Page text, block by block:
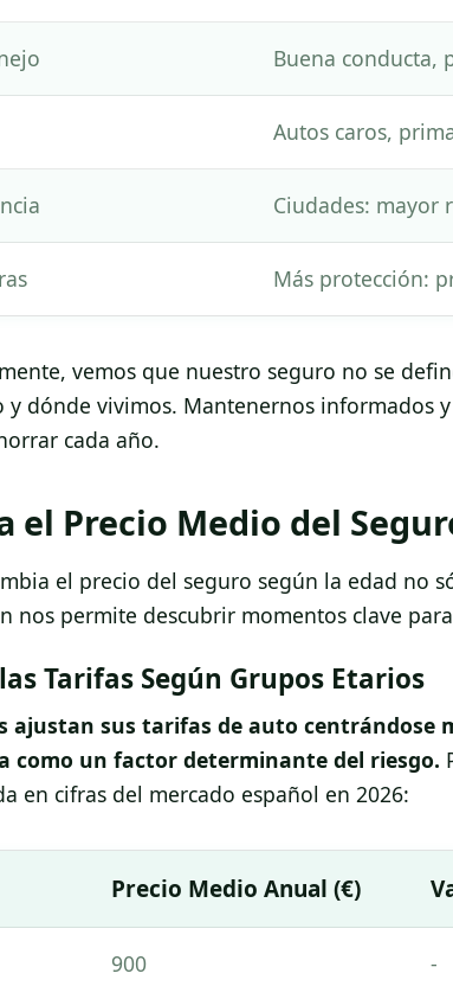
Buena conducta,
Autos caros,
Ciudades: mayor
Más protección:
vemos que nuestro seguro no se
dónde vivimos. Mantenernos informados
cada año.
el Precio Medio del
el precio del seguro según la edad no
nos permite descubrir momentos clave
Tarifas Según Grupos Etarios
ajustan sus tarifas de auto centrándose
como un factor determinante del riesgo.
en cifras del mercado español en 2026:
Precio Medio Anual (€)
900 -